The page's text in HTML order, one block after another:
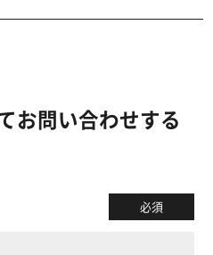
お問い合わせする
必須